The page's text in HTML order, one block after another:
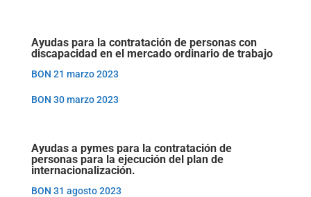
Ayudas para la contratación de personas con
discapacidad en el mercado ordinario de trabajo
BON 21 marzo 2023
BON 30 marzo 2023
Ayudas a pymes para la contratación de
personas para la ejecución del plan de
internacionalización.
BON 31 agosto 2023